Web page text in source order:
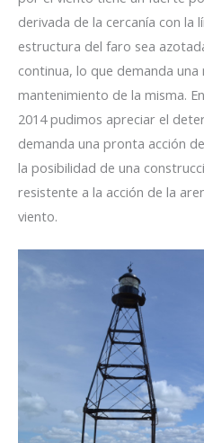
derivada de la cercanía con la
estructura del faro sea
continua, lo que demanda
mantenimiento de la misma.
2014 pudimos apreciar el
demanda una pronta acción
la posibilidad de una
resistente a la acción de la
viento.